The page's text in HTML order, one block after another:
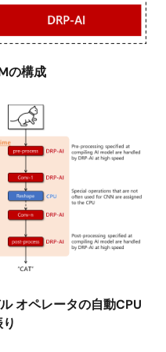
の構成
オペレータの自動CPU